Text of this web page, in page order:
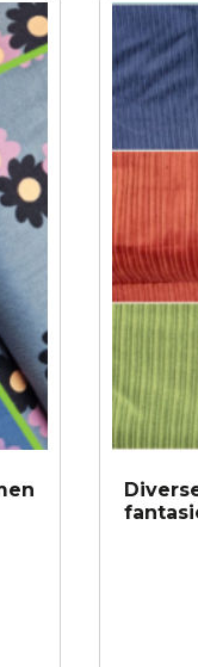
Dit
product
heeft
meerdere
variaties.
Deze
optie
gekozen
worden
op
de